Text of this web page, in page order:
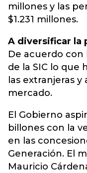
millones y las
$1.231 millones.
A diversificar la
De acuerdo con
de la SIC lo que
las extranjeras y
mercado.
El Gobierno
billones con la
en las
Generación. El
Mauricio